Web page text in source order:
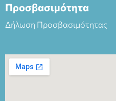
Προσβασιμότητα
Δήλωση Προσβασιμότητας